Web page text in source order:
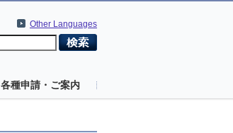
Other Languages
各種申請・ご案内